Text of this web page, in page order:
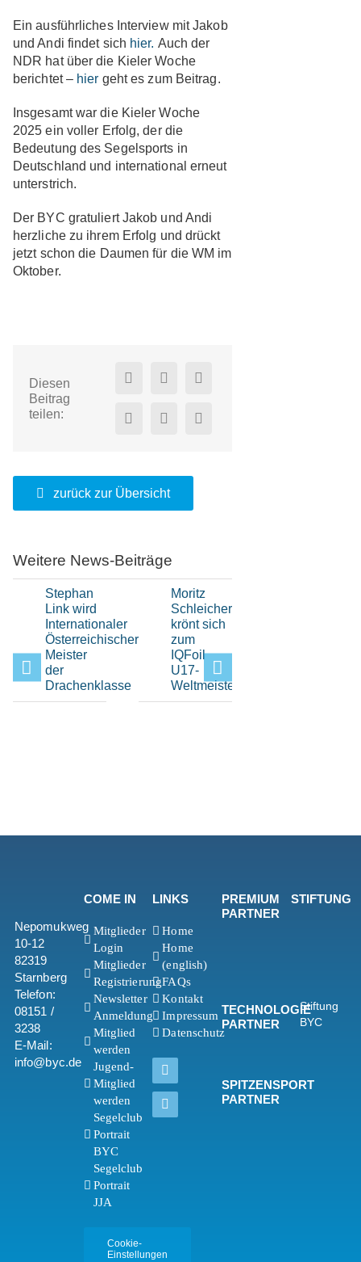
Ein ausführliches Interview mit Jakob
und Andi findet sich hier. Auch der
NDR hat über die Kieler Woche
berichtet – hier geht es zum Beitrag.
Insgesamt war die Kieler Woche
2025 ein voller Erfolg, der die
Bedeutung des Segelsports in
Deutschland und international erneut
unterstrich.
Der BYC gratuliert Jakob und Andi
herzliche zu ihrem Erfolg und drückt
jetzt schon die Daumen für die WM im
Oktober.
Diesen
Beitrag
teilen:
zurück zur Übersicht
Weitere News-Beiträge
Stephan
Link wird
Internationaler
Österreichischer
Meister
der
Drachenklasse
Moritz
Schleicher
krönt sich
zum
IQFoil
U17-
Weltmeister
Nepomukweg
10-12
82319
Starnberg
Telefon:
08151 /
3238
E-Mail:
info@byc.de
COME IN
Mitglieder
Login
Mitglieder
Registrierung
Newsletter
Anmeldung
Mitglied
werden
Jugend-
Mitglied
werden
Segelclub
Portrait
BYC
Segelclub
Portrait
JJA
Cookie-
Einstellungen
LINKS
Home
Home
(english)
FAQs
Kontakt
Impressum
Datenschutz
PREMIUM
PARTNER
TECHNOLOGIE
PARTNER
SPITZENSPORT
PARTNER
STIFTUNG
Stiftung
BYC